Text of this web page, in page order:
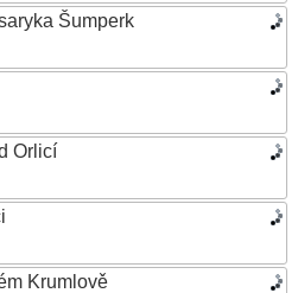
Šumperk
Orlicí
Krumlově